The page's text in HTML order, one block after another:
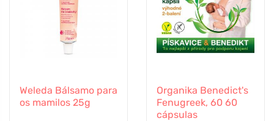
Weleda Bálsamo para
os mamilos 25g
Organika Benedict's
Fenugreek, 60 60
cápsulas